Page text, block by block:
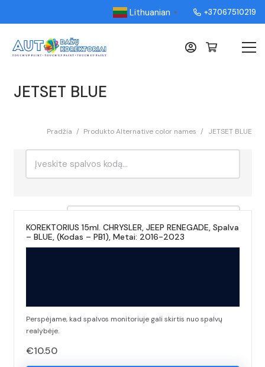
Lithuanian ▼ +37067510219
JETSET BLUE
Pradžia / Produkto Alternative color names / JETSET BLUE
KOREKTORIUS 15ml. CHRYSLER, JEEP RENEGADE, Spalva
– BLUE, (Kodas – PB1), Metai: 2016-2023
Perspėjame, kad spalvos monitoriuje gali skirtis nuo spalvų
realybėje.
€10.50